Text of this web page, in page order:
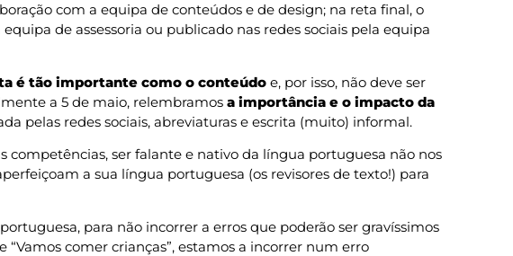
com a equipa de conteúdos e de design; na reta final, o
de assessoria ou publicado nas redes sociais pela equipa
é tão importante como o conteúdo e, por isso, não deve ser
a 5 de maio, relembramos a importância e o impacto da
pelas redes sociais, abreviaturas e escrita (muito) informal.
competências, ser falante e nativo da língua portuguesa não nos
a sua língua portuguesa (os revisores de texto!) para
para não incorrer a erros que poderão ser gravíssimos
comer crianças”, estamos a incorrer num erro